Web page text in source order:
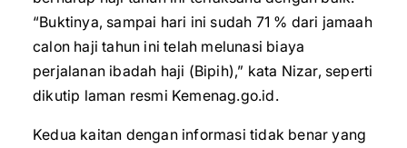
“Buktinya, sampai hari ini sudah 71 % dari jamaah
calon haji tahun ini telah melunasi biaya
perjalanan ibadah haji (Bipih),” kata Nizar, seperti
dikutip laman resmi Kemenag.go.id.
Kedua kaitan dengan informasi tidak benar yang